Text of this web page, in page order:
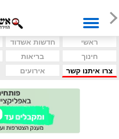
ראשי חדשות אשדוד
חינוך
בריאות
צרו איתנו קשר
אירועים